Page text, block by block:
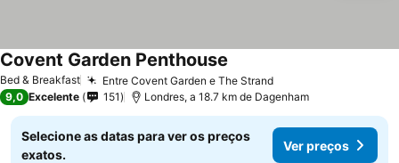
Bed & Breakfast Entre Covent Garden e The Strand
Covent Garden Penthouse
9,0 Excelente 151 Londres, a 18.7 km de Dagenham
Selecione as datas para ver os preços
exatos.
Ver preços